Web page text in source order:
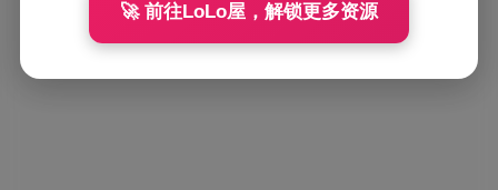
🚀 前往LoLo屋，解锁更多资源